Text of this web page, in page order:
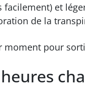
facilement) et
de la
moment pour